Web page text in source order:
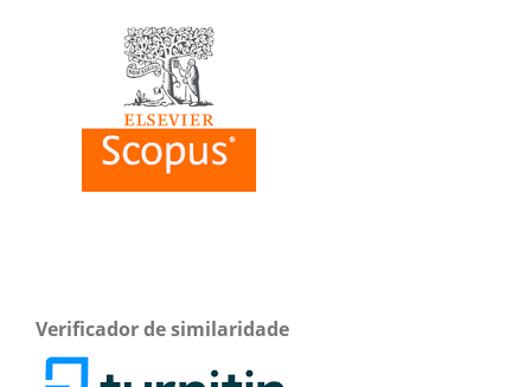
Verificador de similaridade